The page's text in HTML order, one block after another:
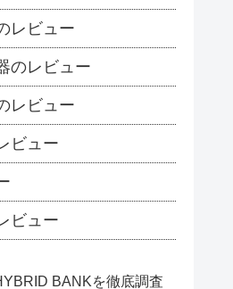
レビュー
のレビュー
レビュー
ビュー
ビュー
BANKを徹底調査